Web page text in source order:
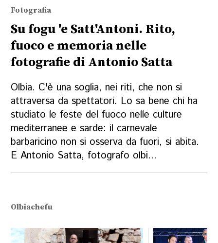
Fotografia
Su fogu 'e Satt'Antoni. Rito,
fuoco e memoria nelle
fotografie di Antonio Satta
Olbia. C'è una soglia, nei riti, che non si
attraversa da spettatori. Lo sa bene chi ha
studiato le feste del fuoco nelle culture
mediterranee e sarde: il carnevale
barbaricino non si osserva da fuori, si abita.
E Antonio Satta, fotografo olbi...
Olbiachefu